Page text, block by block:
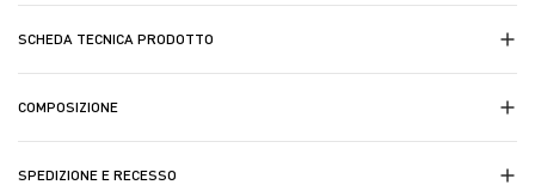
SCHEDA TECNICA PRODOTTO
COMPOSIZIONE
SPEDIZIONE E RECESSO